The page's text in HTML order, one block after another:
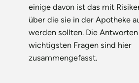
einige davon ist das mit
über die sie in der Apotheke
werden sollten. Die
wichtigsten Fragen sind hier
zusammengefasst.